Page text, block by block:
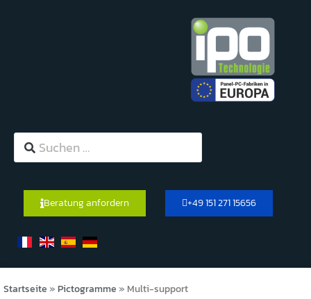
Beratung anfordern +49 151 271 15656
Startseite » Pictogramme » Multi-support